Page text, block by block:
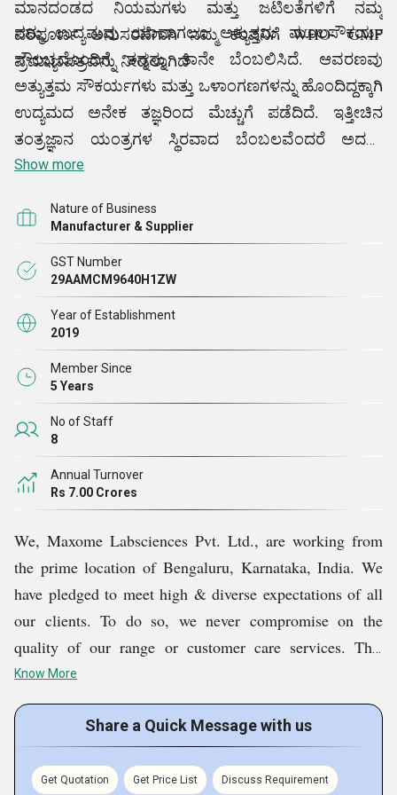
ಮಾನದಂಡದ ನಿಯಮಗಳು ಮತ್ತು ಜಟಿಲತೆಗಳಿಗೆ ನಮ್ಮ
ಪರಿಪೂರ್ಣ ಅನುಸರಣೆಗಾಗಿ ನಮ್ಮ ಕಂಪನಿಗೆ WHO- GMP
ಪ್ರಮಾಣಪತ್ರವನ್ನು ನೀಡಲಾಗಿದೆ
ನಮ್ಮ ಉದ್ಯಮವು ಯಾವಾಗಲೂ ಅತ್ಯುತ್ತಮ ಮೂಲಸೌಕರ್ಯ
ಸೌಲಭ್ಯದೊಂದಿಗೆ ತನ್ನನ್ನು ತಾನೇ ಬೆಂಬಲಿಸಿದೆ. ಆವರಣವು
ಅತ್ಯುತ್ತಮ ಸೌಕರ್ಯಗಳು ಮತ್ತು ಒಳಾಂಗಣಗಳನ್ನು ಹೊಂದಿದ್ದಕ್ಕಾಗಿ
ಉದ್ಯಮದ ಅನೇಕ ತಜ್ಞರಿಂದ ಮೆಚ್ಚುಗೆ ಪಡೆದಿದೆ. ಇತ್ತೀಚಿನ
ತಂತ್ರಜ್ಞಾನ ಯಂತ್ರಗಳ ಸ್ಥಿರವಾದ ಬೆಂಬಲವೆಂದರೆ ಅದನ್ನು
ಉತ್ತಮವಾಗಿಸುತ್ತದೆ. ಇದಲ್ಲದೆ, ಉತ್ಪಾದನಾ ಸಿಬ್ಬಂದಿ, ಗುಣಮಟ್ಟ-
ವ್ಯಕ್ತಿಗಳ ನುರಿತ ತಂಡದ ಜಾಗೃತಿ ಸಹ ಉದ್ಯಮದಲ್ಲಿ ಹೆಚ್ಚಿನ ಸ್ಥಾನ
ಪಡೆಯುವಂತೆ ಮಾಡುತ್ತದೆ. ಡೊಮೇನ್ನ ಮಾನದಂಡಗಳಿಗೆ
ಅನುಗುಣವಾಗಿ ಈ ಸೌಲಭ್ಯವನ್ನು ಕಾಪಾಡಿಕೊಳ್ಳುವತ್ತ ನಾವು ಹೆಚ್ಚು
ಗಮನ ಹರಿಸುತ್ತೇವೆ.ಇದು ನಿಯಮಿತವಾಗಿ ಹೈ ಪ್ರೆಸಿಷನ್ ಮೆಟಲ್
ವಿಶ್ಲೇಷಣಾತ್ಮಕ ಸಮತೋಲನ,
ಪಾಲಿಪ್ರೊಪಿಲೀನ್ ಮೈಕ್ರೋ ಸೆಂಟ್ರಿಫ್ಯೂಜ್ ಟ್ಯೂಬ್ ಬಾಕ್ಸ್ ಅನ್ನು
ತಡೆರಹಿತ ವಿಂಗ ವೈಡ್ ಮೌತ್ ಕಾರಕ ಬಾಟಲ್, ಮಿನಿ
ಇನ್ಕ್ಯುಬೇಟರ್,ಇತ್ಯಾದಿ ನಮ್ಮ ಶ್ರೇ
ಣಿಯ ಗುಣಮಟ್ಟವನ್ನು
ಹೆಚ್ಚಿಸಲು ಹಾಗೂ ಕೆಲಸ ಮಾಡಲು ಭವಿಷ್ಯದಲ್ಲಿ ನಮ್ಮ
ಮೂಲಸೌಕರ್ಯ ಸೌಲಭ್ಯವನ್ನು ವಿಸ್ತರಿಸಲು ಮತ್ತು ಸುಧಾರಿಸಲು
ನಾವು ಯೋಜಿಸುತ್ತೇವೆ.
Show more
Nature of Business
Manufacturer & Supplier
GST Number
29AAMCM9640H1ZW
Year of Establishment
2019
Member Since
5 Years
No of Staff
8
Annual Turnover
Rs 7.00 Crores
We, Maxome Labsciences Pvt. Ltd., are working from
the prime location of Bengaluru, Karnataka, India. We
have pledged to meet high & diverse expectations of all
our clients. To do so, we never compromise on the
quality of our range or customer care services. This
quality focus allows us to satisfy our huge clientele to
the fullest. Further, our company concentrates on always
presenting seamless, durable, and reliable
Consumables, Cryo Gloves,Analytical Instruments,
Centrifuge Tubes, etc. Only quality-accredited items
Know More
Share a Quick Message with us
Get Quotation Get Price List Discuss Requirement